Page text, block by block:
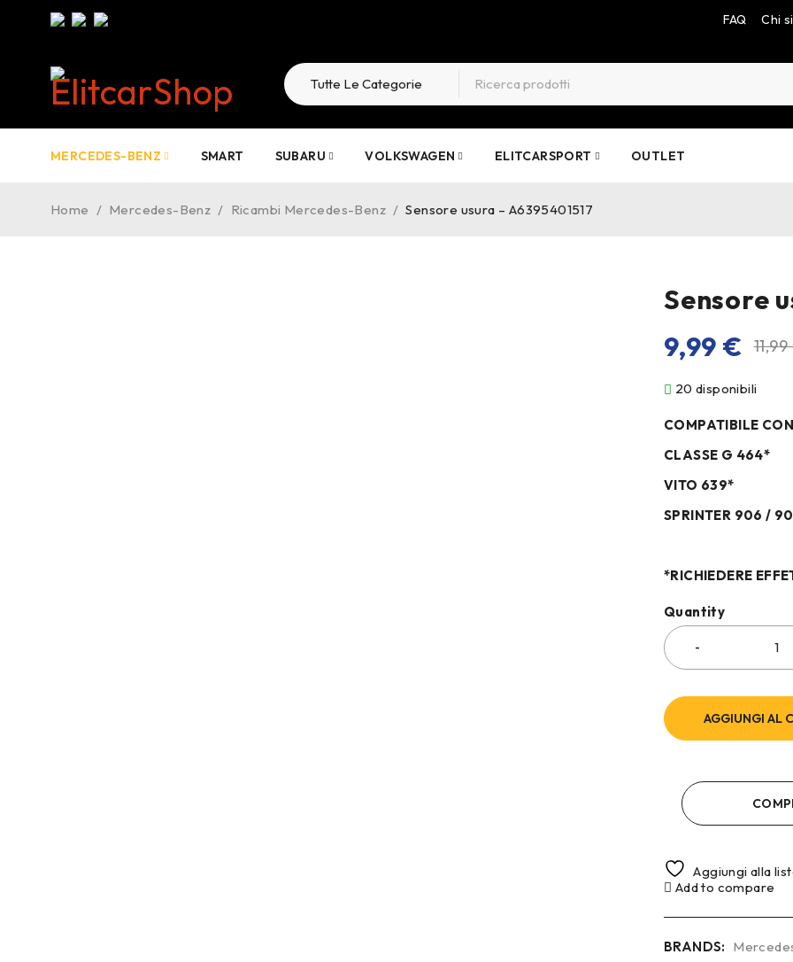
FAQ Chi
MERCEDES-BENZ SMART SUBARU VOLKSWAGEN ELITCARSPORT OUTLET
Home / Mercedes-Benz / Ricambi Mercedes-Benz / Sensore usura – A6395401517
Sensore
11,99
9,99 €
20 disponibili
COMPATIBILE CON
CLASSE G 464*
VITO 639*
SPRINTER 906 /
*RICHIEDERE
Quantity
AGGIUNGI AL
Aggiungi alla
Add to compare
BRANDS: